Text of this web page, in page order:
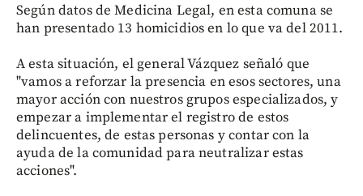
Según datos de Medicina Legal, en esta comuna se
han presentado 13 homicidios en lo que va del 2011.
A esta situación, el general Vázquez señaló que
"vamos a reforzar la presencia en esos sectores, una
mayor acción con nuestros grupos especializados, y
empezar a implementar el registro de estos
delincuentes, de estas personas y contar con la
ayuda de la comunidad para neutralizar estas
acciones".